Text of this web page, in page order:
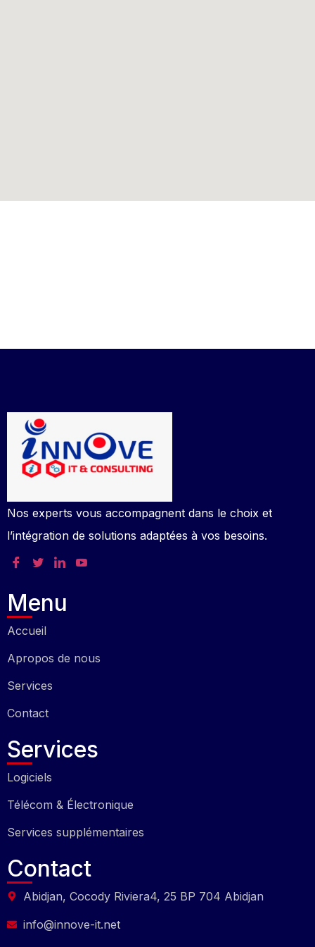
Nos experts vous accompagnent dans le choix et
l’intégration de solutions adaptées à vos besoins.
Menu
Accueil
Apropos de nous
Services
Contact
Services
Logiciels
Télécom & Électronique
Services supplémentaires
Contact
Abidjan, Cocody Riviera4, 25 BP 704 Abidjan
info@innove-it.net